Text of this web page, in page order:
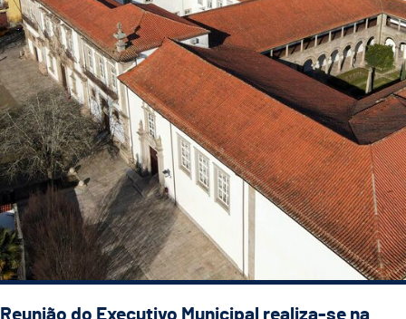
Reunião do Executivo Municipal realiza-se na